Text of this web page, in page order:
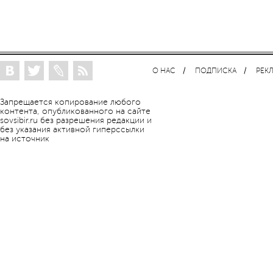
Запрещается копирование любого
контента, опубликованного на сайте
sovsibir.ru без разрешения редакции и
без указания активной гиперссылки
на источник
О НАС ПОДПИСКА